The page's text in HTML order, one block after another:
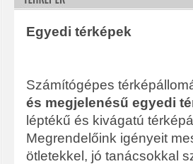
Egyedi térképek
Számítógépes
és megjelenésű egyedi
léptékű és kivágatú
Megrendelőink igényeit
ötletekkel, jó tanácsokkal